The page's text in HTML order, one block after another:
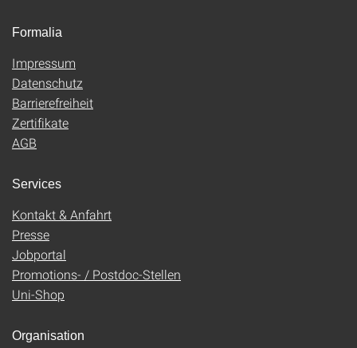
Formalia
Impressum
Datenschutz
Barrierefreiheit
Zertifikate
AGB
Services
Kontakt & Anfahrt
Presse
Jobportal
Promotions- / Postdoc-Stellen
Uni-Shop
Organisation